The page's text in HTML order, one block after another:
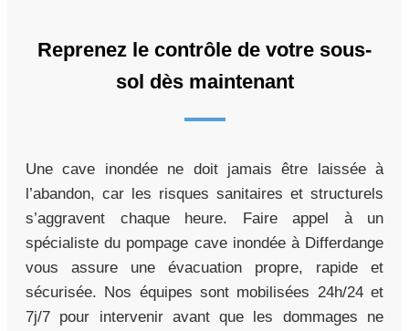
Reprenez le contrôle de votre sous-
sol dès maintenant
Une cave inondée ne doit jamais être laissée à
l’abandon, car les risques sanitaires et structurels
s’aggravent chaque heure. Faire appel à un
spécialiste du pompage cave inondée à Differdange
vous assure une évacuation propre, rapide et
sécurisée. Nos équipes sont mobilisées 24h/24 et
7j/7 pour intervenir avant que les dommages ne